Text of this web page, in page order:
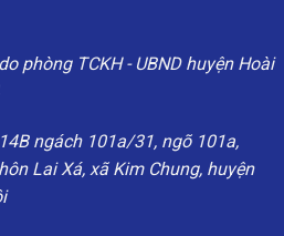
phòng TCKH - UBND huyện Hoài
ngách 101a/31, ngõ 101a,
Lai Xá, xã Kim Chung, huyện